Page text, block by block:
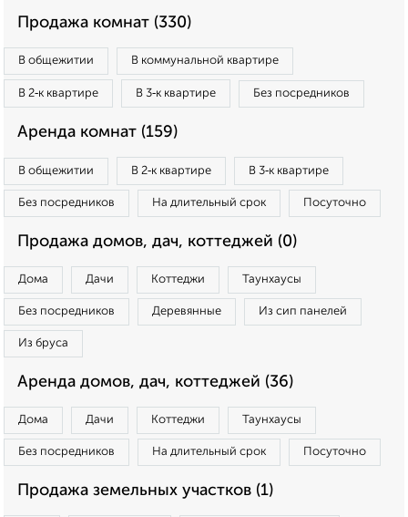
Продажа комнат (330)
В общежитии В коммунальной квартире
В 2‑к квартире В 3‑к квартире Без посредников
Аренда комнат (159)
В общежитии В 2‑к квартире В 3‑к квартире
Без посредников На длительный срок Посуточно
Продажа домов, дач, коттеджей (0)
Дома Дачи Коттеджи Таунхаусы
Без посредников Деревянные Из сип панелей
Из бруса
Аренда домов, дач, коттеджей (36)
Дома Дачи Коттеджи Таунхаусы
Без посредников На длительный срок Посуточно
Продажа земельных участков (1)